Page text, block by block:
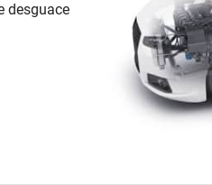
desguace